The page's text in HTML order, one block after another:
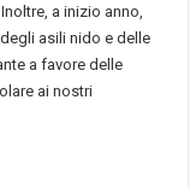
a inizio anno,
asili nido e delle
a favore delle
ai nostri